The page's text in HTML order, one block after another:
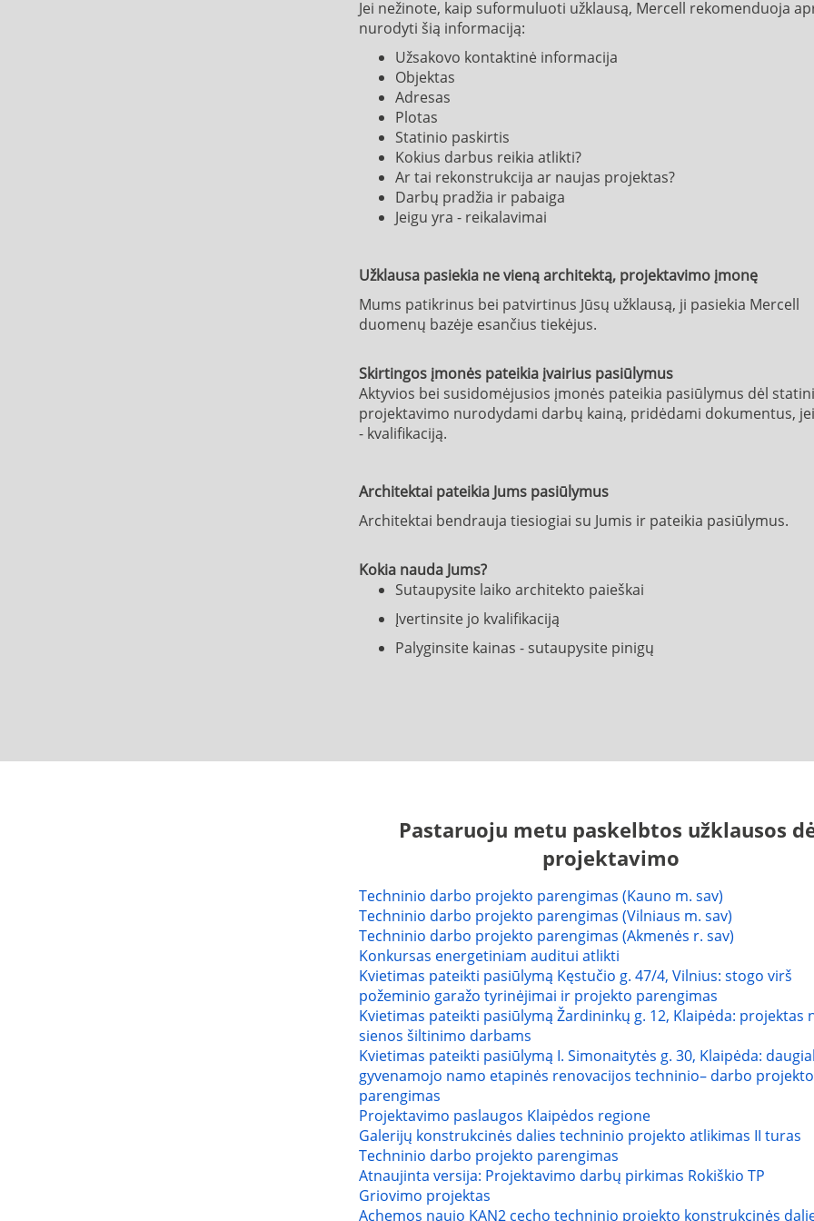
Jei nežinote, kaip suformuluoti užklausą, Mercell rekomenduoja
nurodyti šią informaciją:
Užsakovo kontaktinė informacija
Objektas
Adresas
Plotas
Statinio paskirtis
Kokius darbus reikia atlikti?
Ar tai rekonstrukcija ar naujas projektas?
Darbų pradžia ir pabaiga
Jeigu yra - reikalavimai
Užklausa pasiekia ne vieną architektą, projektavimo įmonę
Mums patikrinus bei patvirtinus Jūsų užklausą, ji pasiekia Mercell
duomenų bazėje esančius tiekėjus.
Skirtingos įmonės pateikia įvairius pasiūlymus
Aktyvios bei susidomėjusios įmonės pateikia pasiūlymus dėl
projektavimo nurodydami darbų kainą, pridėdami dokumentus,
- kvalifikaciją.
Architektai pateikia Jums pasiūlymus
Architektai bendrauja tiesiogiai su Jumis ir pateikia pasiūlymus.
Kokia nauda Jums?
Sutaupysite laiko architekto paieškai
Įvertinsite jo kvalifikaciją
Palyginsite kainas - sutaupysite pinigų
Pastaruoju metu paskelbtos užklausos
projektavimo
Techninio darbo projekto parengimas (Kauno m. sav)
Techninio darbo projekto parengimas (Vilniaus m. sav)
Techninio darbo projekto parengimas (Akmenės r. sav)
Konkursas energetiniam auditui atlikti
Kvietimas pateikti pasiūlymą Kęstučio g. 47/4, Vilnius: stogo virš
požeminio garažo tyrinėjimai ir projekto parengimas
Kvietimas pateikti pasiūlymą Žardininkų g. 12, Klaipėda: projektas
sienos šiltinimo darbams
Kvietimas pateikti pasiūlymą I. Simonaitytės g. 30, Klaipėda:
gyvenamojo namo etapinės renovacijos techninio– darbo projekto
parengimas
Projektavimo paslaugos Klaipėdos regione
Galerijų konstrukcinės dalies techninio projekto atlikimas II turas
Techninio darbo projekto parengimas
Atnaujinta versija: Projektavimo darbų pirkimas Rokiškio TP
Griovimo projektas
Achemos naujo KAN2 cecho techninio projekto konstrukcinės